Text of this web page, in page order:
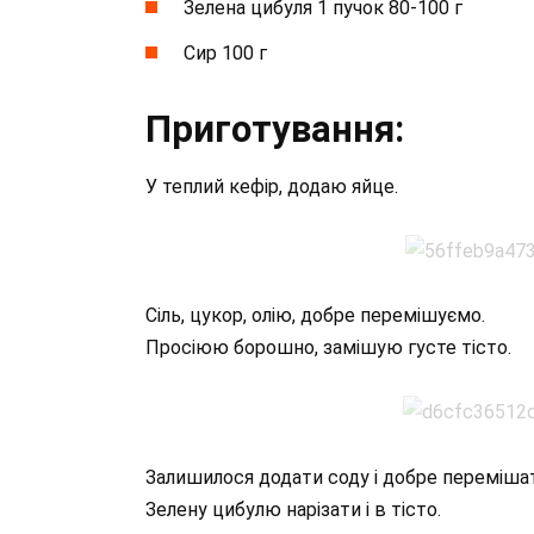
Зелена цибуля 1 пучок 80-100 г
Сир 100 г
Приготування:
У теплий кефір, додаю яйце.
Сіль, цукор, олію, добре перемішуємо.
Просіюю борошно, замішую густе тісто.
Залишилося додати соду і добре
Зелену цибулю нарізати і в тісто.